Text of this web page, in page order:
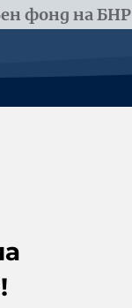
фонд на БНР